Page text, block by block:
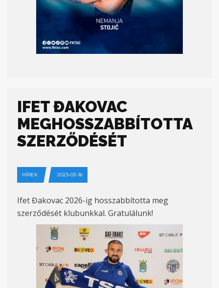
IFET ĐAKOVAC
MEGHOSSZABBÍTOTTA
SZERZŐDÉSÉT
HÍREK 2023-03-16
Ifet Đakovac 2026-ig hosszabbította meg
szerződését klubunkkal. Gratulálunk!